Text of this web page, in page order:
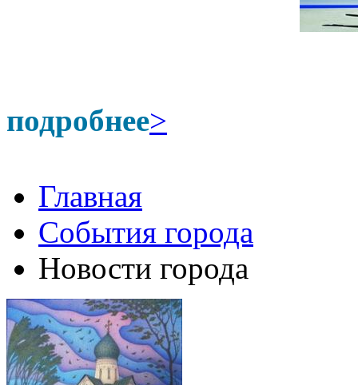
подробнее>
Главная
События города
Новости города